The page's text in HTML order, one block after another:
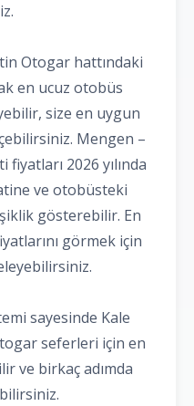
Otogar hattındaki
en ucuz otobüs
size en uygun
Mengen –
2026 yılında
ve otobüsteki
gösterebilir. En
görmek için
sayesinde Kale
seferleri için en
ve birkaç adımda